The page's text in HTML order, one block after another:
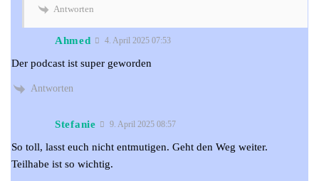
Antworten
Ahmed 4. April 2025 07:53
Der podcast ist super geworden
Antworten
Stefanie 9. April 2025 08:57
So toll, lasst euch nicht entmutigen. Geht den Weg weiter.
Teilhabe ist so wichtig.